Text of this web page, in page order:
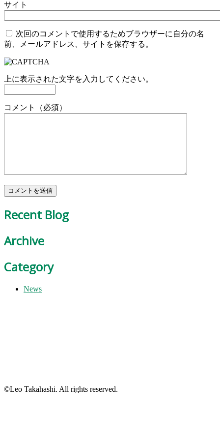
サイト
次回のコメントで使用するためブラウザーに自分の名
前、メールアドレス、サイトを保存する。
上に表示された文字を入力してください。
コメント（必須）
Recent Blog
Archive
Category
News
©Leo Takahashi. All rights reserved.